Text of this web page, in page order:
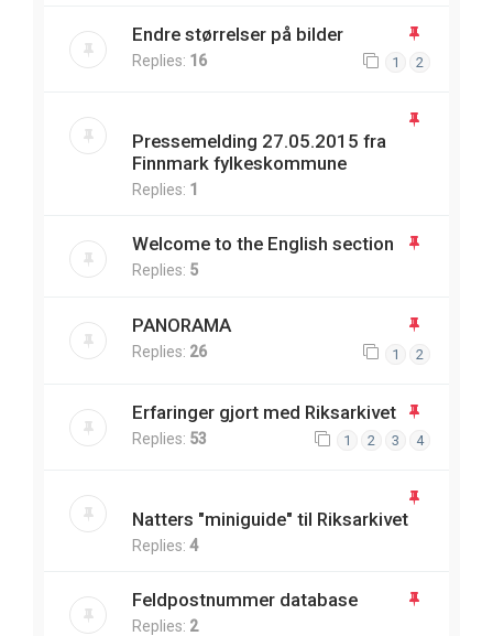
Endre størrelser på bilder
Replies: 16 1 2
Pressemelding 27.05.2015 fra
Finnmark fylkeskommune
Replies: 1
Welcome to the English section
Replies: 5
PANORAMA
Replies: 26 1 2
Erfaringer gjort med Riksarkivet
Replies: 53 1 2 3 4
Natters "miniguide" til Riksarkivet
Replies: 4
Feldpostnummer database
Replies: 2